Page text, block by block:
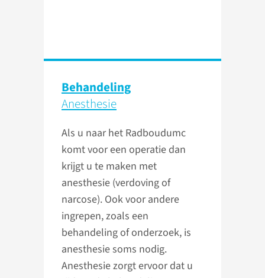
Behandeling
Anesthesie
Als u naar het Radboudumc
komt voor een operatie dan
krijgt u te maken met
anesthesie (verdoving of
narcose). Ook voor andere
ingrepen, zoals een
behandeling of onderzoek, is
anesthesie soms nodig.
Anesthesie zorgt ervoor dat u